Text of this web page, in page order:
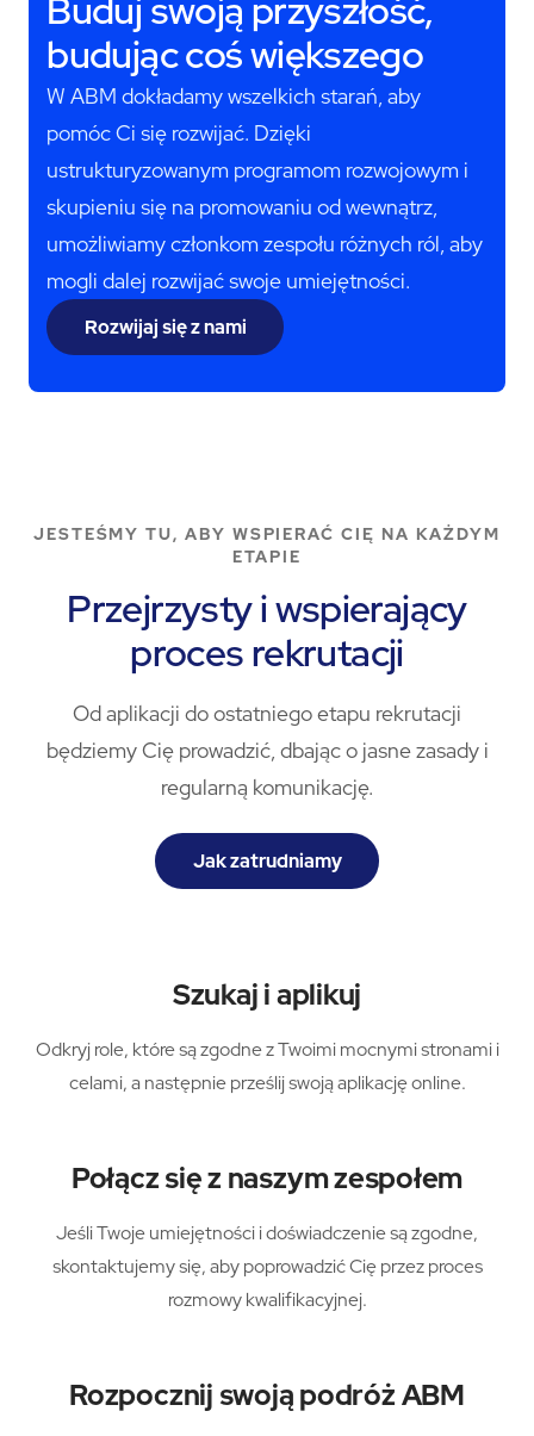
Buduj swoją przyszłość,
budując coś większego
W ABM dokładamy wszelkich starań, aby
pomóc Ci się rozwijać. Dzięki
ustrukturyzowanym programom rozwojowym i
skupieniu się na promowaniu od wewnątrz,
umożliwiamy członkom zespołu różnych ról, aby
mogli dalej rozwijać swoje umiejętności.
Rozwijaj się z nami
JESTEŚMY TU, ABY WSPIERAĆ CIĘ NA KAŻDYM
ETAPIE
Przejrzysty i wspierający
proces rekrutacji
Od aplikacji do ostatniego etapu rekrutacji
będziemy Cię prowadzić, dbając o jasne zasady i
regularną komunikację.
Jak zatrudniamy
Szukaj i aplikuj
Odkryj role, które są zgodne z Twoimi mocnymi stronami i
celami, a następnie prześlij swoją aplikację online.
Połącz się z naszym zespołem
Jeśli Twoje umiejętności i doświadczenie są zgodne,
skontaktujemy się, aby poprowadzić Cię przez proces
rozmowy kwalifikacyjnej.
Rozpocznij swoją podróż ABM